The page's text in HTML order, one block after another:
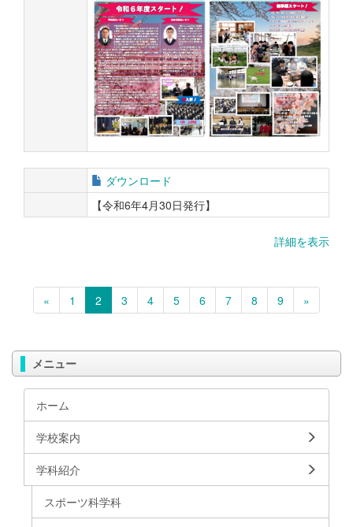
ダウンロード
【令和6年4月30日発行】
詳細を表示
« 1 2 3 4 5 6 7 8 9 »
メニュー
ホーム
学校案内
学科紹介
スポーツ科学科